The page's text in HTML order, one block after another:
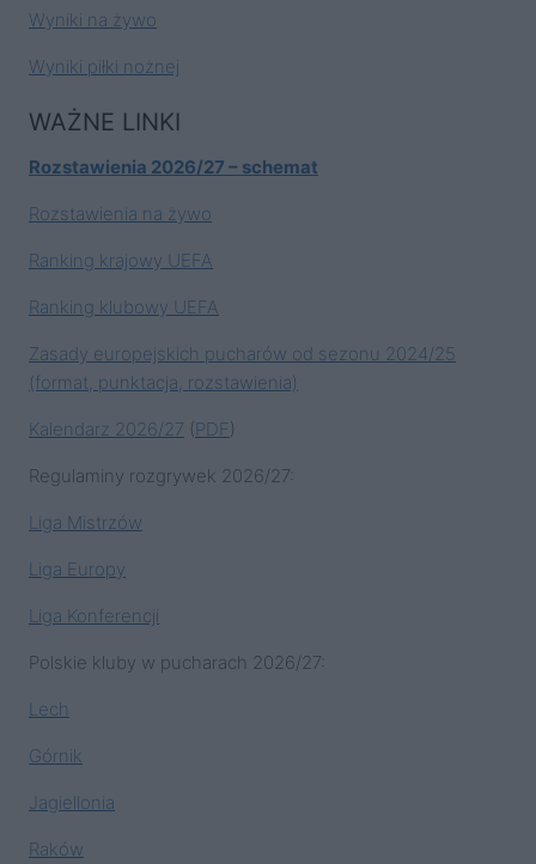
Wyniki na żywo
Wyniki piłki nożnej
WAŻNE LINKI
Rozstawienia 2026/27 – schemat
Rozstawienia na żywo
Ranking krajowy UEFA
Ranking klubowy UEFA
Zasady europejskich pucharów od sezonu 2024/25
(format, punktacja, rozstawienia)
Kalendarz 2026/27 (PDF)
Regulaminy rozgrywek 2026/27:
Liga Mistrzów
Liga Europy
Liga Konferencji
Polskie kluby w pucharach 2026/27:
Lech
Górnik
Jagiellonia
Raków